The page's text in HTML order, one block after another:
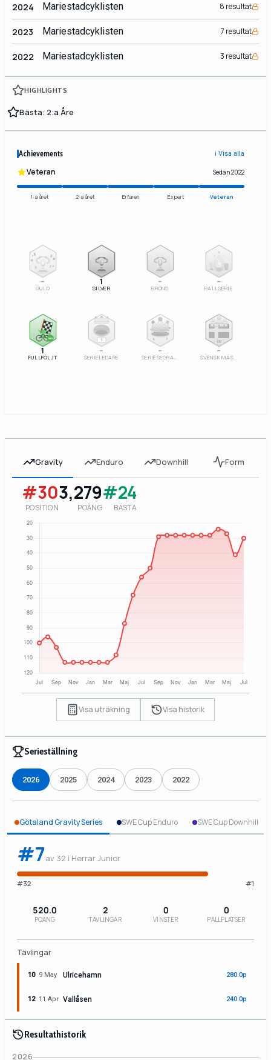
Gravity Enduro Downhill Form
#30
POSITION
3,279
POÄNG
#24
BÄSTA
Visa uträkning Visa historik
Serieställning
2026 2025 2024 2023 2022
Götaland Gravity Series SWE Cup Enduro SWE Cup Downhill
#7av 32 i Herrar Junior
#32 #1
520.0
POÄNG
2
TÄVLINGAR
0
VINSTER
0
PALLPLATSER
Tävlingar
10 9 May Ulricehamn 280.0p
12 11 Apr Vallåsen 240.0p
Resultathistorik
2026
2024 Mariestadcyklisten 8 resultat
2023 Mariestadcyklisten 7 resultat
2022 Mariestadcyklisten 3 resultat
HIGHLIGHTS
Bästa: 2:a Åre
Achievements ℹ️ Visa alla
Veteran Sedan 2022
1:a året 2:a året Erfaren Expert Veteran
–
GULD
2
1
SILVER
3
–
BRONS
–
PALLSERIE
100%
1
FULLFÖLJT
1
–
SERIELEDARE
–
SERIESEGRARE
SM
–
SVENSK MÄSTARE